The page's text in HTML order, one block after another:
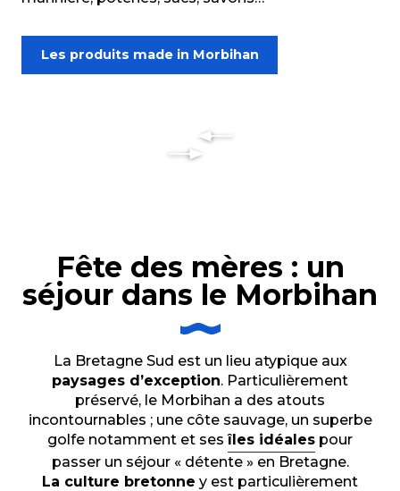
Les produits made in Morbihan
Fête des mères : un
séjour dans le Morbihan
La Bretagne Sud est un lieu atypique aux
paysages d’exception. Particulièrement
préservé, le Morbihan a des atouts
incontournables ; une côte sauvage, un superbe
golfe notamment et sesîles idéales pour
passer un séjour « détente » en Bretagne.
La culture bretonne y est particulièrement